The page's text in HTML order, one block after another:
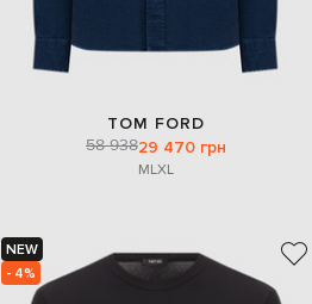
TOM FORD
58 93829 470 грн
MLXL
NEW
- 4%